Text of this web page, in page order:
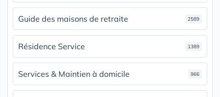
Guide des maisons de retraite 2589
Résidence Service 1389
Services & Maintien à domicile 966